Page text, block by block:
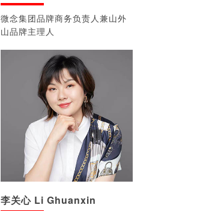
微念集团品牌商务负责人兼山外
山品牌主理人
李关心 Li Ghuanxin